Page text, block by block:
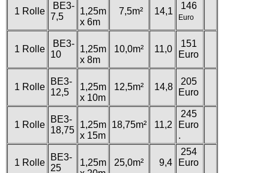
1 Rolle
BE3-
7,5
1,25m
x 6m
7,5m² 14,1
146
Euro
1 Rolle
BE3-
10
1,25m
x 8m
10,0m² 11,0
151
Euro
1 Rolle
BE3-
12,5
1,25m
x 10m
12,5m² 14,8
205
Euro
1 Rolle
BE3-
18,75
1,25m
x 15m
18,75m² 11,2
245
Euro
.
1 Rolle
BE3-
25
1,25m
25,0m² 9,4
254
Euro